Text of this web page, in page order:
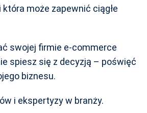
może zapewnić ciągłe
swojej firmie e-commerce
spiesz się z decyzją – poświęć
biznesu.
i ekspertyzy w branży.